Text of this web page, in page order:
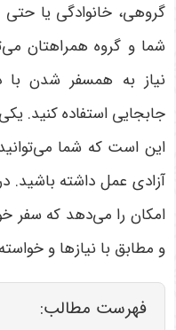
گروهی، خانوادگی یا
شما و گروه همراهتان
نیاز به همسفر شدن با
جابجایی استفاده کنید.
این است که شما
آزادی عمل داشته باشید.
امکان را می‌دهد که سفر
و مطابق با نیازها و
فهرست مطالب: